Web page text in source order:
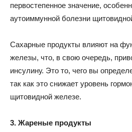
первостепенное значение,
аутоиммунной болезни
Сахарные продукты влияют на
железы, что, в свою очередь,
инсулину. Это то, чего вы
так как это снижает уровень
щитовидной железе.
3. Жареные продукты